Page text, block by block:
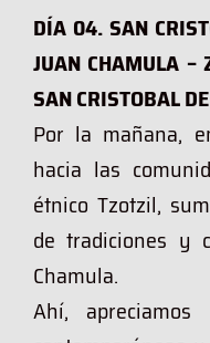
DÍA 04. SAN
JUAN CHAMULA –
SAN CRISTOBAL
Por la mañana,
hacia las
étnico Tzotzil,
de tradiciones y
Chamula.
Ahí,